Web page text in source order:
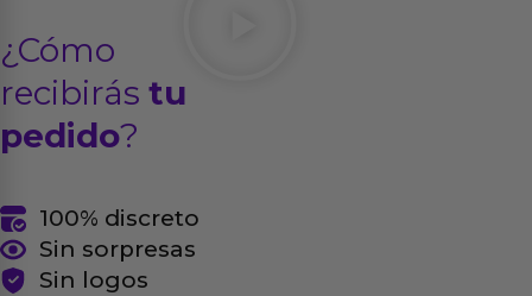
¿Cómo
recibirás tu
pedido?
100% discreto
Sin sorpresas
Sin logos